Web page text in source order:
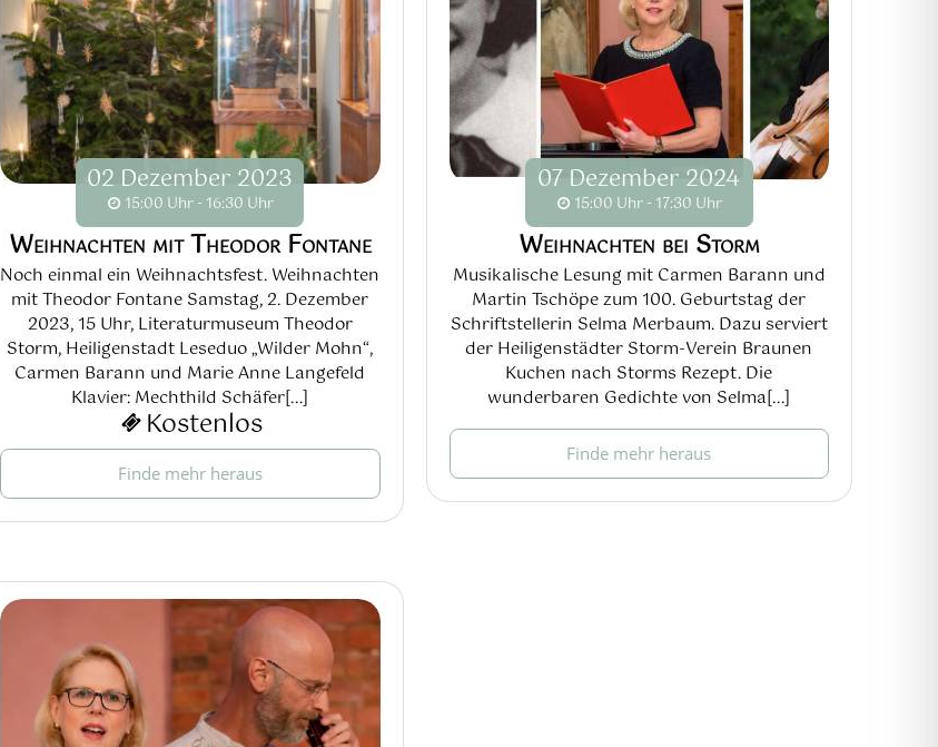
02 Dezember 2023
15:00 Uhr - 16:30 Uhr
Weihnachten mit Theodor Fontane
Noch einmal ein Weihnachtsfest. Weihnachten
mit Theodor Fontane Samstag, 2. Dezember
2023, 15 Uhr, Literaturmuseum Theodor
Storm, Heiligenstadt Leseduo „Wilder Mohn“,
Carmen Barann und Marie Anne Langefeld
Klavier: Mechthild Schäfer[...]
Kostenlos
Finde mehr heraus
07 Dezember 2024
15:00 Uhr - 17:30 Uhr
Weihnachten bei Storm
Musikalische Lesung mit Carmen Barann und
Martin Tschöpe zum 100. Geburtstag der
Schriftstellerin Selma Merbaum. Dazu serviert
der Heiligenstädter Storm-Verein Braunen
Kuchen nach Storms Rezept. Die
wunderbaren Gedichte von Selma[...]
Finde mehr heraus